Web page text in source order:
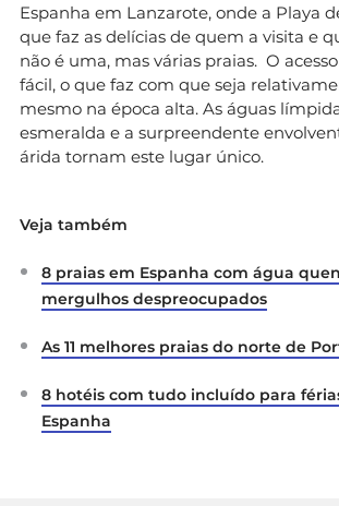
Espanha em Lanzarote, onde a Playa
que faz as delícias de quem a visita e
não é uma, mas várias praias. O
fácil, o que faz com que seja
mesmo na época alta. As águas
esmeralda e a surpreendente
árida tornam este lugar único.
Veja também
8 praias em Espanha com água
mergulhos despreocupados
As 11 melhores praias do norte de
8 hotéis com tudo incluído para
Espanha